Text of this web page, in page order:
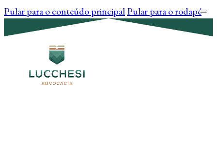
Pular para o conteúdo principalPular para o rodapé